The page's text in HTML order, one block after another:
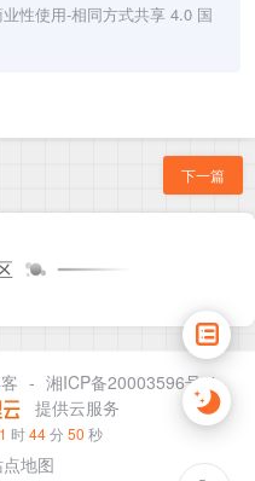
性使用-相同方式共享 4.0 国
下一篇
- 湘ICP备20003596号-1
提供云服务
时44分 50 秒
地图